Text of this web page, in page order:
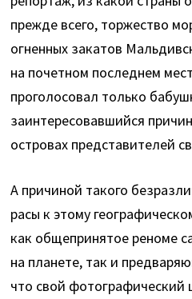
прежде всего, торжество
огненных закатов
на почетном последнем
проголосовал только
заинтересовавшийся
островах представителей
А причиной такого
расы к этому
как общепринятое реноме
на планете, так и
что свой фотографический